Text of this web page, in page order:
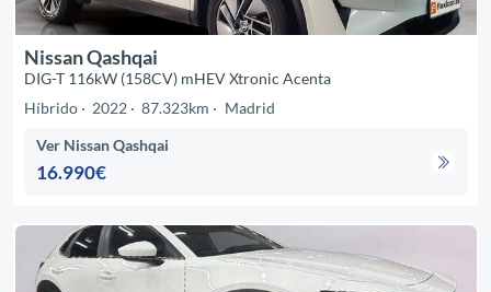
Nissan Qashqai
DIG-T 116kW (158CV) mHEV Xtronic Acenta
Híbrido
2022 87.323km Madrid
Ver Nissan Qashqai
16.990€